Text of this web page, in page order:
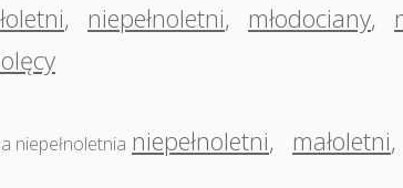
, niepełnoletni, młodociany,
niepełnoletnia niepełnoletni, małoletni,